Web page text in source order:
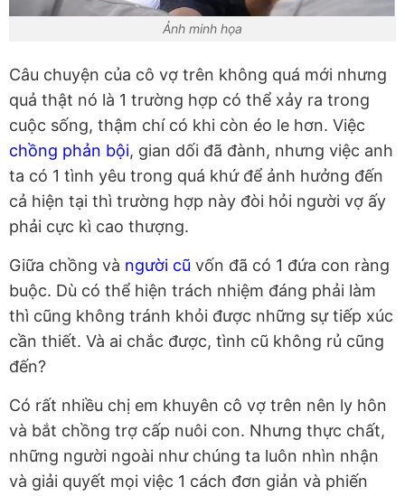
Ảnh minh họa
Câu chuyện của cô vợ trên không quá mới nhưng
quả thật nó là 1 trường hợp có thể xảy ra trong
cuộc sống, thậm chí có khi còn éo le hơn. Việc
chồng phản bội, gian dối đã đành, nhưng việc anh
ta có 1 tình yêu trong quá khứ để ảnh hưởng đến
cả hiện tại thì trường hợp này đòi hỏi người vợ ấy
phải cực kì cao thượng.
Giữa chồng và người cũ vốn đã có 1 đứa con ràng
buộc. Dù có thể hiện trách nhiệm đáng phải làm
thì cũng không tránh khỏi được những sự tiếp xúc
cần thiết. Và ai chắc được, tình cũ không rủ cũng
đến?
Có rất nhiều chị em khuyên cô vợ trên nên ly hôn
và bắt chồng trợ cấp nuôi con. Nhưng thực chất,
những người ngoài như chúng ta luôn nhìn nhận
và giải quyết mọi việc 1 cách đơn giản và phiến